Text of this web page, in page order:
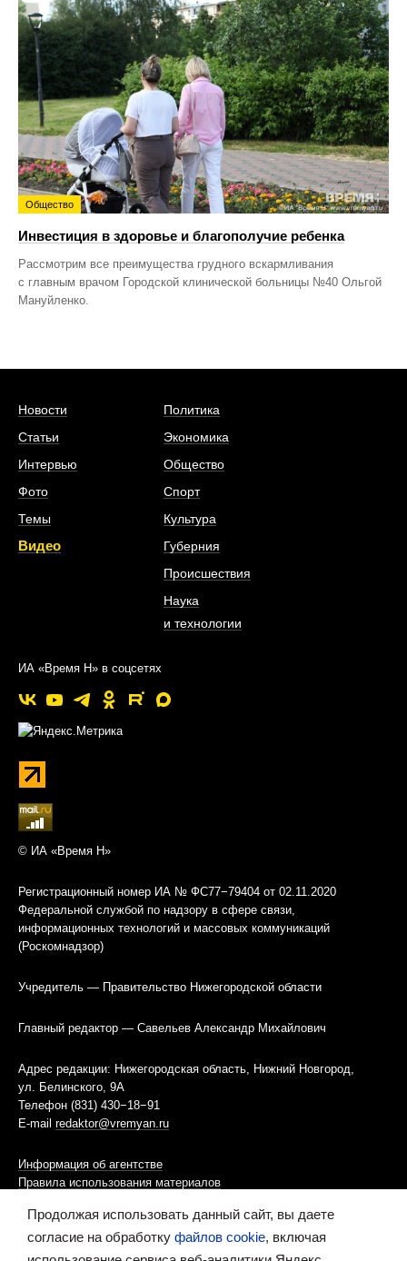
Общество
Инвестиция в здоровье и благополучие ребенка
Рассмотрим все преимущества грудного вскармливания
с главным врачом Городской клинической больницы №40 Ольгой
Мануйленко.
Новости
Статьи
Интервью
Фото
Темы
Видео
Политика
Экономика
Общество
Спорт
Культура
Губерния
Происшествия
Наука
и технологии
ИА «Время Н» в соцсетях
© ИА «Время Н»
Регистрационный номер ИА № ФС77−79404 от 02.11.2020
Федеральной службой по надзору в сфере связи,
информационных технологий и массовых коммуникаций
(Роскомнадзор)
Учредитель — Правительство Нижегородской области
Главный редактор — Савельев Александр Михайлович
Адрес редакции: Нижегородская область, Нижний Новгород,
ул. Белинского, 9А
Телефон (831) 430−18−91
E-mail redaktor@vremyan.ru
Информация об агентстве
Правила использования материалов
Информационная политика использования «cookies»-файлов
Продолжая использовать данный сайт, вы даете
согласие на обработку файлов cookie, включая